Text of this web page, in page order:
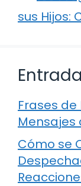
sus Hijos:
Frases
Mensajes
Cómo se